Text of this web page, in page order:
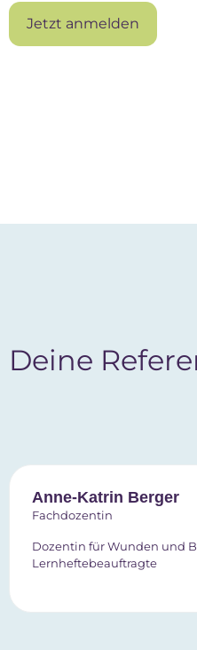
Jetzt anmelden
Deine
Anne-Katrin Berger
Fachdozentin
Dozentin für Wunden und
Lernheftebeauftragte